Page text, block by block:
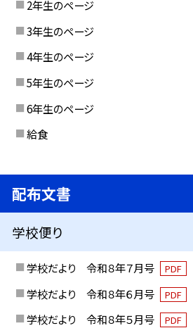
2年生のページ
3年生のページ
4年生のページ
5年生のページ
6年生のページ
給食
配布文書
学校便り
学校だより 令和８年７月号 PDF
学校だより 令和８年６月号
PDF
学校だより 令和８年５月号
PDF